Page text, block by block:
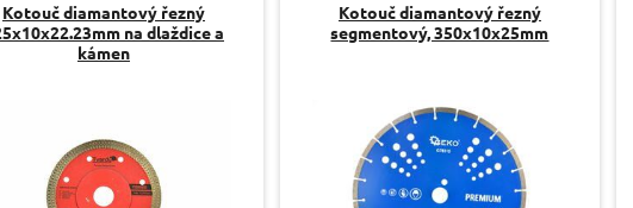
Kotouč diamantový řezný
na dlaždice a
kámen
Kotouč diamantový řezný
segmentový, 350x10x25mm